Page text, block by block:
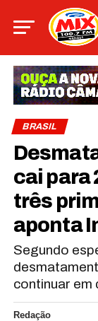
BRASIL
cai para
três
aponta
Segundo
continuar em
Redação